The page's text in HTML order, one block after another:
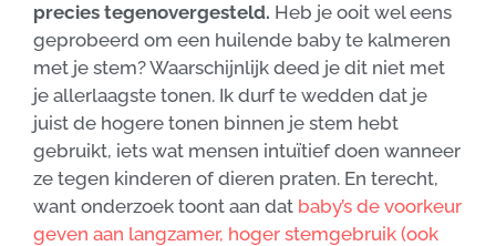
precies tegenovergesteld. Heb je ooit wel eens
geprobeerd om een huilende baby te kalmeren
met je stem? Waarschijnlijk deed je dit niet met
je allerlaagste tonen. Ik durf te wedden dat je
juist de hogere tonen binnen je stem hebt
gebruikt, iets wat mensen intuïtief doen wanneer
ze tegen kinderen of dieren praten. En terecht,
want onderzoek toont aan dat baby’s de voorkeur
geven aan langzamer, hoger stemgebruik (ook